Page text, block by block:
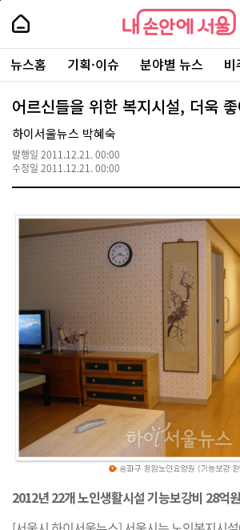
본
로
가
내
손
안
에
서
울
-
서
울
시
대
표
소
포
털
내
손
에
울
주
요
서
뉴스홈 기획·이슈 분야별 뉴스 비
어르신들을 위한 복지시설, 더욱
하이서울뉴스 박혜숙
발행일 2011.12.21. 00:00
수정일 2011.12.21. 00:00
2012년 22개 노인생활시설 기능보강비 28억
페
상
단
로